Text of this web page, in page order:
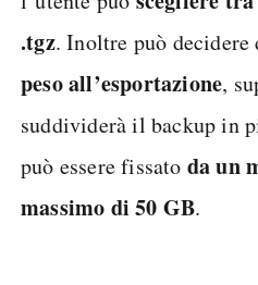
.tgz. Inoltre può
peso all’esportazione,
suddividerà il backup in
può essere fissato da un
massimo di 50 GB.